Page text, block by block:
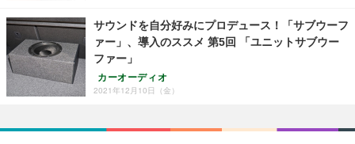
サウンドを自分好みにプロデュース！「サブウーフ
ァー」、導入のススメ 第5回 「ユニットサブウー
ファー」
カーオーディオ
2021年12月10日（金）